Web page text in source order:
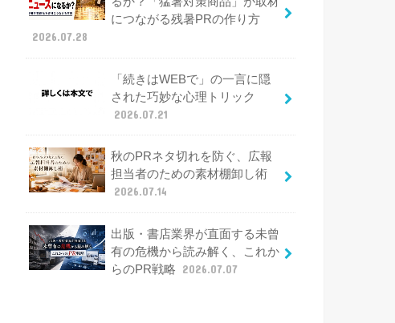
につながる残暑PRの作り方
2026.07.28
「続きはWEBで」の一言に隠
された巧妙な心理トリック
2026.07.21
秋のPRネタ切れを防ぐ、広報
担当者のための素材棚卸し術
2026.07.14
出版・書店業界が直面する未曾
有の危機から読み解く、これか
らのPR戦略
2026.07.07